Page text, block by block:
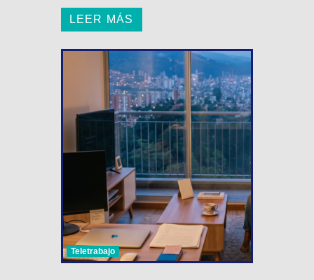
LEER MÁS
Teletrabajo